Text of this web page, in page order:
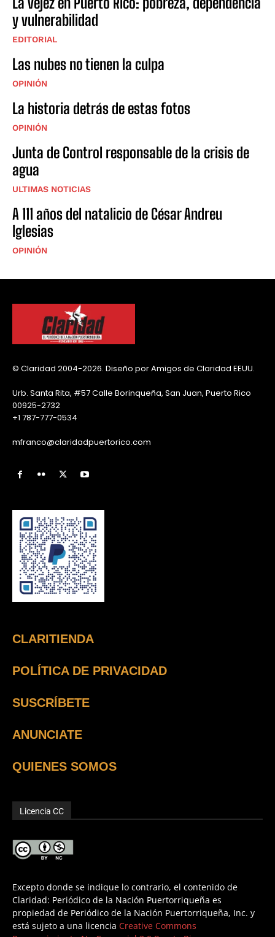
y vulnerabilidad
EDITORIAL
Las nubes no tienen la culpa
OPINIÓN
La historia detrás de estas fotos
OPINIÓN
Junta de Control responsable de la crisis de
agua
ULTIMAS NOTICIAS
A 111 años del natalicio de César Andreu
Iglesias
OPINIÓN
© Claridad 2004-2026. Diseño por Amigos de Claridad EEUU.
Urb. Santa Rita, #57 Calle Borinqueña, San Juan, Puerto Rico
00925-2732
+1 787-777-0534
mfranco@claridadpuertorico.com
CLARITIENDA
POLÍTICA DE PRIVACIDAD
SUSCRÍBETE
ANUNCIATE
QUIENES SOMOS
Licencia CC
Excepto donde se indique lo contrario, el contenido de
Claridad: Periódico de la Nación Puertorriqueña es
propiedad de Periódico de la Nación Puertorriqueña, Inc. y
está sujeto a una licencia Creative Commons